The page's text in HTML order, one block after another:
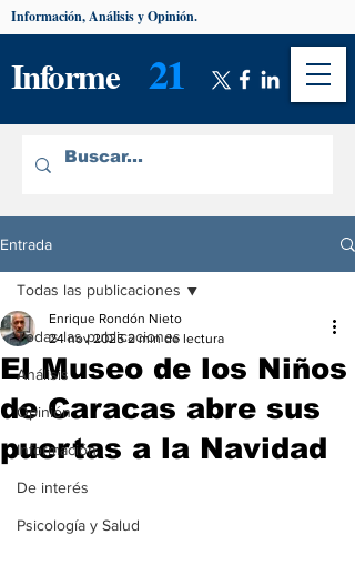
Informe 21
Información, Análisis y Opinión.
Entrada
Todas las publicaciones
Análisis
Opinión
Información
De interés
Psicología y Salud
Todas las publicaciones
El Museo de los Niños
de Caracas abre sus
puertas a la Navidad
Enrique Rondón Nieto
24 nov 2025 2 min de lectura